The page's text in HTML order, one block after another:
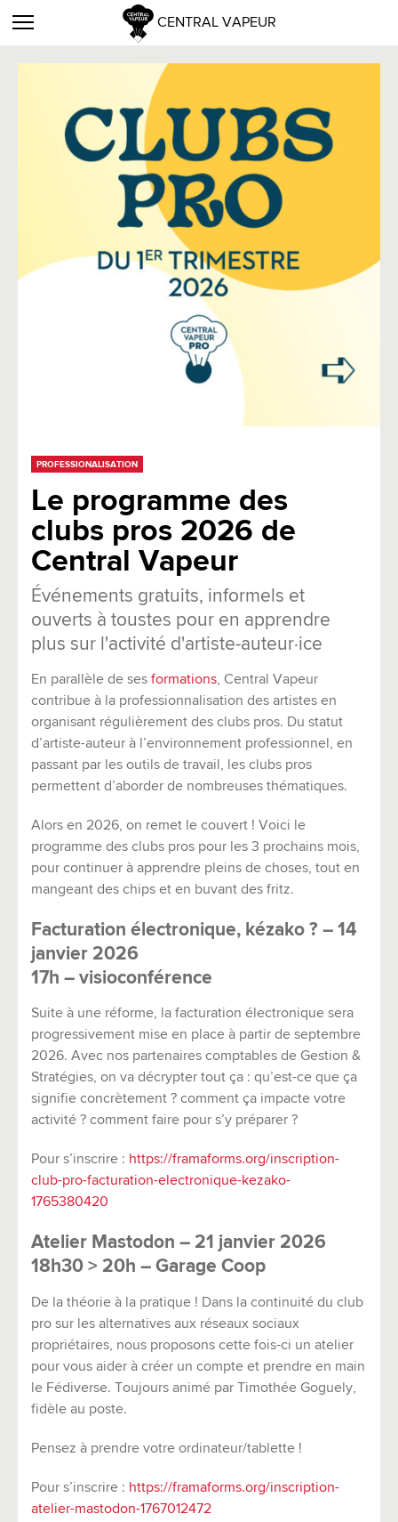
CENTRAL VAPEUR
PROFESSIONALISATION
Le programme des
clubs pros 2026 de
Central Vapeur
Événements gratuits, informels et
ouverts à toustes pour en apprendre
plus sur l'activité d'artiste-auteur·ice
En parallèle de ses formations, Central Vapeur
contribue à la professionnalisation des artistes en
organisant régulièrement des clubs pros. Du statut
d’artiste-auteur à l’environnement professionnel, en
passant par les outils de travail, les clubs pros
permettent d’aborder de nombreuses thématiques.
Alors en 2026, on remet le couvert ! Voici le
programme des clubs pros pour les 3 prochains mois,
pour continuer à apprendre pleins de choses, tout en
mangeant des chips et en buvant des fritz.
Facturation électronique, kézako ? – 14
janvier 2026
17h – visioconférence
Suite à une réforme, la facturation électronique sera
progressivement mise en place à partir de septembre
2026. Avec nos partenaires comptables de Gestion &
Stratégies, on va décrypter tout ça : qu’est-ce que ça
signifie concrètement ? comment ça impacte votre
activité ? comment faire pour s’y préparer ?
Pour s’inscrire : https://framaforms.org/inscription-
club-pro-facturation-electronique-kezako-
1765380420
Atelier Mastodon – 21 janvier 2026
18h30 > 20h – Garage Coop
De la théorie à la pratique ! Dans la continuité du club
pro sur les alternatives aux réseaux sociaux
propriétaires, nous proposons cette fois-ci un atelier
pour vous aider à créer un compte et prendre en main
le Fédiverse. Toujours animé par Timothée Goguely,
fidèle au poste.
Pensez à prendre votre ordinateur/tablette !
Pour s’inscrire : https://framaforms.org/inscription-
atelier-mastodon-1767012472